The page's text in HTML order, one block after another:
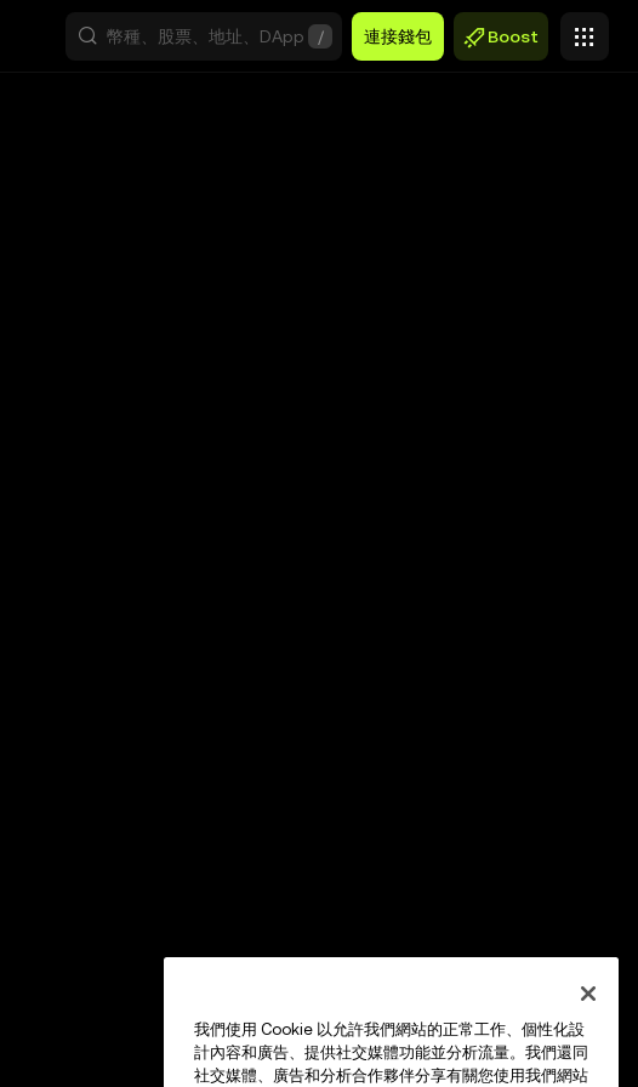
/ 連接錢包 Boost
我們使用 Cookie 以允許我們網站的正常工作、個性化設
計內容和廣告、提供社交媒體功能並分析流量。我們還同
社交媒體、廣告和分析合作夥伴分享有關您使用我們網站